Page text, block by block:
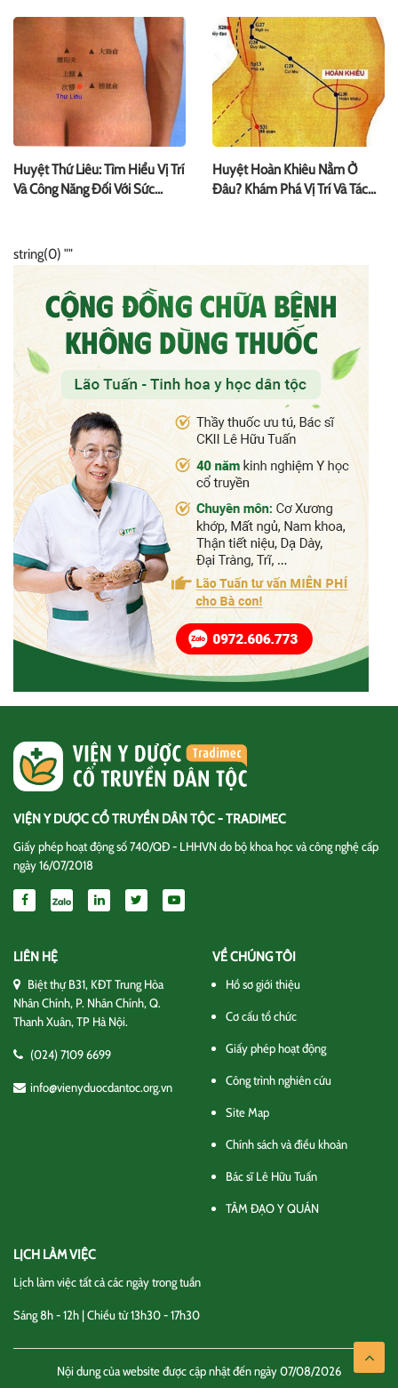
Huyệt Thứ Liêu: Tìm Hiểu Vị Trí
Và Công Năng Đối Với Sức
Huyệt Hoàn Khiêu Nằm Ở
Đâu? Khám Phá Vị Trí Và Tác
string(0) ""
VIỆN Y DƯỢC CỔ TRUYỀN DÂN TỘC - TRADIMEC
Giấy phép hoạt động số 740/QĐ - LHHVN do bộ khoa học và công nghệ cấp
ngày 16/07/2018
LIÊN HỆ
Biệt thự B31, KĐT Trung Hòa
Nhân Chính, P. Nhân Chính, Q.
Thanh Xuân, TP Hà Nội.
(024) 7109 6699
info@vienyduocdantoc.org.vn
VỀ CHÚNG TÔI
Hồ sơ giới thiệu
Cơ cấu tổ chức
Giấy phép hoạt động
Công trình nghiên cứu
Site Map
Chính sách và điều khoản
Bác sĩ Lê Hữu Tuấn
TÂM ĐẠO Y QUÁN
LỊCH LÀM VIỆC
Lịch làm việc tất cả các ngày trong tuần
Sáng 8h - 12h | Chiều từ 13h30 - 17h30
Nội dung của website được cập nhật đến ngày 07/08/2026